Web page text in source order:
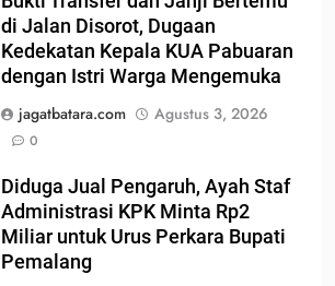
di Jalan Disorot, Dugaan
Kedekatan Kepala KUA Pabuaran
dengan Istri Warga Mengemuka
jagatbatara.com
Agustus 3, 2026
0
Diduga Jual Pengaruh, Ayah Staf
Administrasi KPK Minta Rp2
Miliar untuk Urus Perkara Bupati
Pemalang